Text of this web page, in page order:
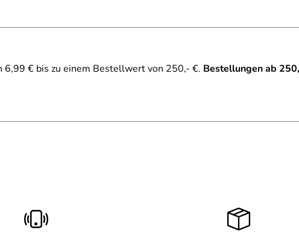
6,99 € bis zu einem Bestellwert von 250,- €. Bestellungen ab